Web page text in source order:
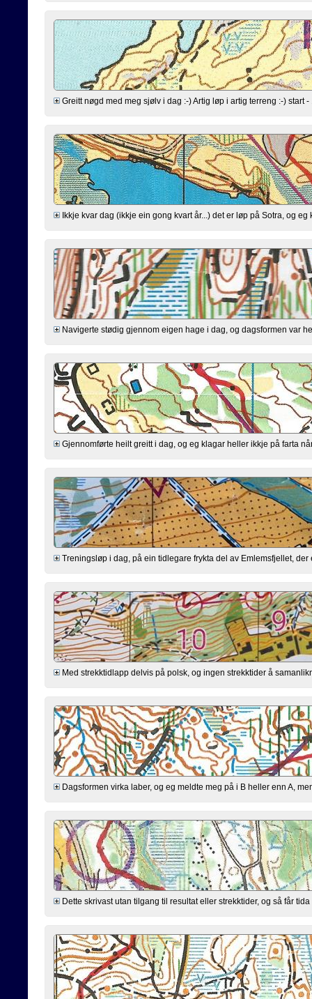
Greitt nøgd med meg sjølv i dag :-) Artig løp i artig terreng :-) start
Ikkje kvar dag (ikkje ein gong kvart år...) det er løp på Sotra, og
Navigerte stødig gjennom eigen hage i dag, og dagsformen var
Gjennomførte heilt greitt i dag, og eg klagar heller ikkje på farta
Treningsløp i dag, på ein tidlegare frykta del av Emlemsfjellet,
Med strekktidlapp delvis på polsk, og ingen strekktider å
Dagsformen virka laber, og eg meldte meg på i B heller enn A,
Dette skrivast utan tilgang til resultat eller strekktider, og så får